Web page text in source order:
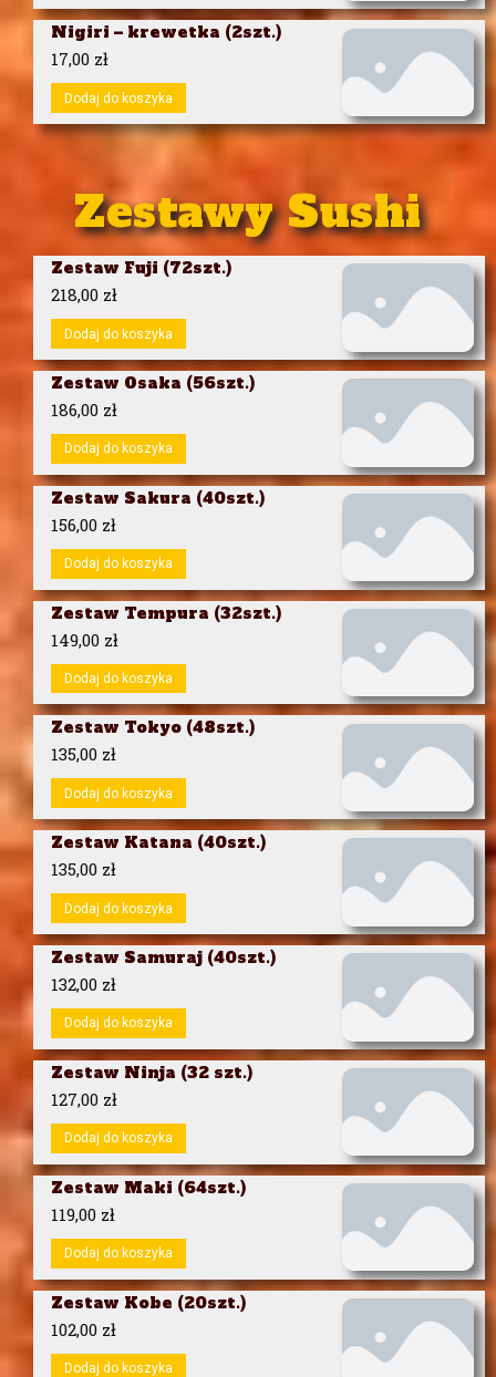
Nigiri – krewetka (2szt.)
17,00 zł
Dodaj do koszyka
Zestawy Sushi
Zestaw Fuji (72szt.)
218,00 zł
Dodaj do koszyka
Zestaw Osaka (56szt.)
186,00 zł
Dodaj do koszyka
Zestaw Sakura (40szt.)
156,00 zł
Dodaj do koszyka
Zestaw Tempura (32szt.)
149,00 zł
Dodaj do koszyka
Zestaw Tokyo (48szt.)
135,00 zł
Dodaj do koszyka
Zestaw Katana (40szt.)
135,00 zł
Dodaj do koszyka
Zestaw Samuraj (40szt.)
132,00 zł
Dodaj do koszyka
Zestaw Ninja (32 szt.)
127,00 zł
Dodaj do koszyka
Zestaw Maki (64szt.)
119,00 zł
Dodaj do koszyka
Zestaw Kobe (20szt.)
102,00 zł
Dodaj do koszyka